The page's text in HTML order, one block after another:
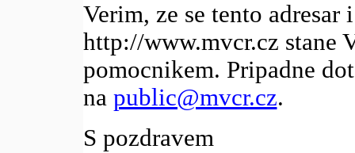
Verim, ze se tento adresar
http://www.mvcr.cz stane
pomocnikem. Pripadne
na public@mvcr.cz.
S pozdravem